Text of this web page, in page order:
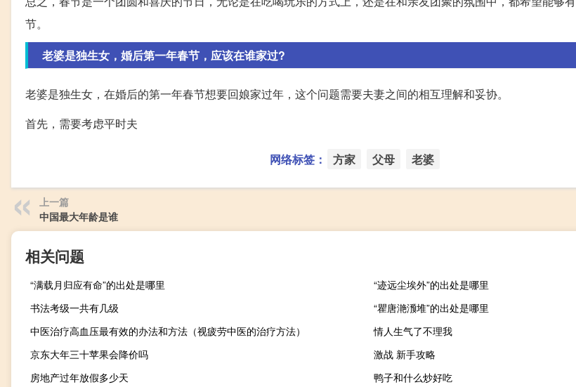
节。
老婆是独生女，婚后第一年春节，应该在谁家过?
老婆是独生女，在婚后的第一年春节想要回娘家过年，这个问题需要夫妻之间的相互理解和妥协。
首先，需要考虑平时夫
网络标签： 方家 父母 老婆
上一篇
中国最大年龄是谁
相关问题
“满载月归应有命”的出处是哪里
“迹远尘埃外”的出处是哪里
书法考级一共有几级
“瞿唐滟滪堆”的出处是哪里
中医治疗高血压最有效的办法和方法（视疲劳中医的治疗方法）
情人生气了不理我
京东大年三十苹果会降价吗
激战 新手攻略
房地产过年放假多少天
鸭子和什么炒好吃